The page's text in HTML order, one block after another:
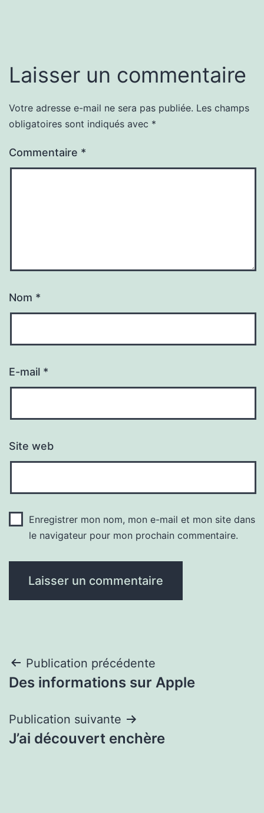
Laisser un commentaire
Votre adresse e-mail ne sera pas publiée. Les champs
obligatoires sont indiqués avec *
Commentaire *
Nom *
E-mail *
Site web
Enregistrer mon nom, mon e-mail et mon site dans
le navigateur pour mon prochain commentaire.
Navigation
de
l’article
Publication précédente
Des informations sur Apple
Publication suivante
J’ai découvert enchère